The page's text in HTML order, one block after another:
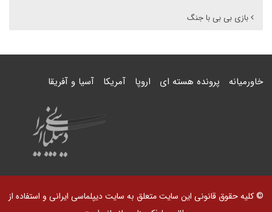
بازی بی بی با جنگ
خاورمیانه پرونده هسته ای اروپا آمریکا آسیا و آفریقا
© کلیه حقوق قانونی این سایت متعلق به سایت دیپلماسی ایرانی و استفاده از